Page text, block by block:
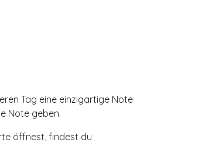
Tag eine einzigartige Note
Note geben.
öffnest, findest du